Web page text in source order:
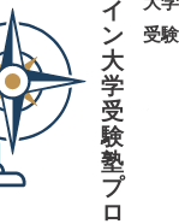
イ
ン
大
学
受
験
塾
プ
ロ
受験